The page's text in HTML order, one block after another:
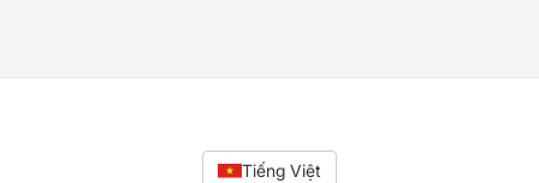
Tiếng Việt